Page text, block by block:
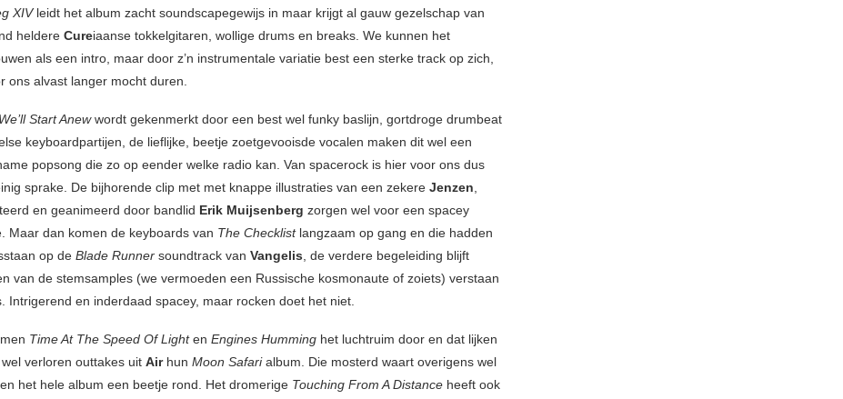
XIVleidt het album zacht soundscapegewijs in maar krijgt al gauw gezelschap van
heldere Cureiaanse tokkelgitaren, wollige drums en breaks. We kunnen het
als een intro, maar door z’n instrumentale variatie best een sterke track op zich,
ons alvast langer mocht duren.
We’ll Start Anewwordt gekenmerkt door een best wel funky baslijn, gortdroge drumbeat
keyboardpartijen, de lieflijke, beetje zoetgevooisde vocalen maken dit wel een
popsong die zo op eender welke radio kan. Van spacerock is hier voor ons dus
sprake. De bijhorende clip met met knappe illustraties van een zekere Jenzen,
en geanimeerd door bandlid Erik Muijsenberg zorgen wel voor een spacey
Maar dan komen de keyboards van The Checklist langzaam op gang en die hadden
op de Blade Runner soundtrack van Vangelis, de verdere begeleiding blijft
van de stemsamples (we vermoeden een Russische kosmonaute of zoiets) verstaan
Intrigerend en inderdaad spacey, maar rocken doet het niet.
Time At The Speed Of Lighten Engines Humming het luchtruim door en dat lijken
verloren outtakes uit Airhun Moon Safarialbum. Die mosterd waart overigens wel
het hele album een beetje rond. Het dromerige Touching From A Distance heeft ook